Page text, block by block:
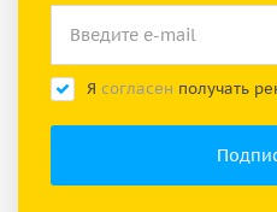
Я согласен получать